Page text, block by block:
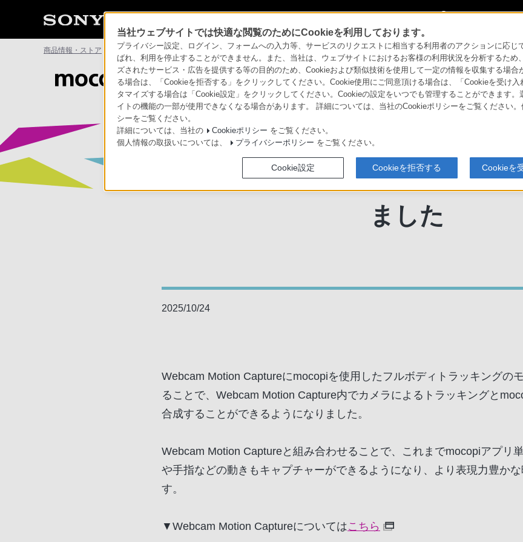
商品情報・ストア モバイルモーションキャプチャー mocopi お知らせ Webcam Motion Captureとの連携を開始しました
モバイルモーションキャプチャー mocopi（モコピ）
Webcam Motion Captureとの連
ました
2025/10/24
Webcam Motion Captureにmocopiを使用したフルボディトラッキングの
ることで、Webcam Motion Capture内でカメラによるトラッキングと
合成することができるようになりました。
Webcam Motion Captureと組み合わせることで、これまでmocopiアプリ
や手指などの動きもキャプチャーができるようになり、より表現力豊か
す。
▼Webcam Motion Captureについてはこちら
当社ウェブサイトでは快適な閲覧のためにCookieを利用しております。
プライバシー設定、ログイン、フォームへの入力等、サービスのリクエストに相当する利用者のアクションに応
ばれ、利用を停止することができません。また、当社は、ウェブサイトにおけるお客様の利用状況を分析するため
ズされたサービス・広告を提供する等の目的のため、Cookieおよび類似技術を使用して一定の情報を収集する場
る場合は、「Cookieを拒否する」をクリックしてください。Cookie使用にご同意頂ける場合は、「Cookieを受け
タマイズする場合は「Cookie設定」をクリックしてください。Cookieの設定をいつでも管理することができます
イトの機能の一部が使用できなくなる場合があります。 詳細については、当社のCookieポリシーをご覧ください
シーをご覧ください。
詳細については、当社の
Cookieポリシー をご覧ください。
個人情報の取扱いについては、
プライバシーポリシー をご覧ください。
Cookie設定 Cookieを拒否する Cookieを